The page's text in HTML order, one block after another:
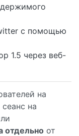
с помощью
1.5 через веб-
на
на
отдельно от